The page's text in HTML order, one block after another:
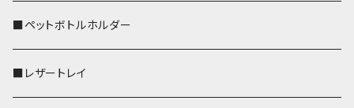
■ペットボトルホルダー
■レザートレイ